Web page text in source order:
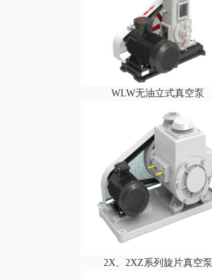
WLW无油立式真空泵
2X、2XZ系列旋片真空泵